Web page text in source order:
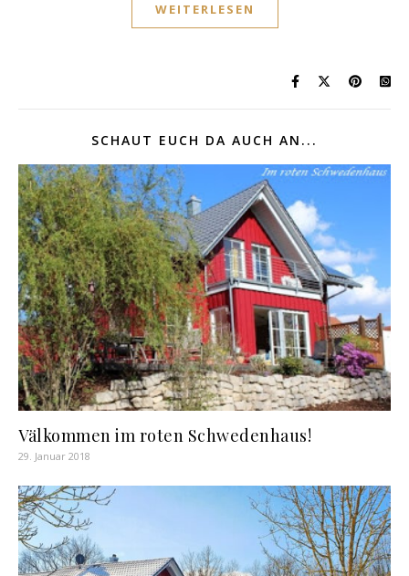
WEITERLESEN
SCHAUT EUCH DA AUCH AN...
Välkommen im roten Schwedenhaus!
29. Januar 2018